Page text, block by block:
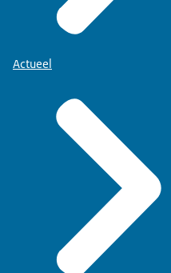
Actueel